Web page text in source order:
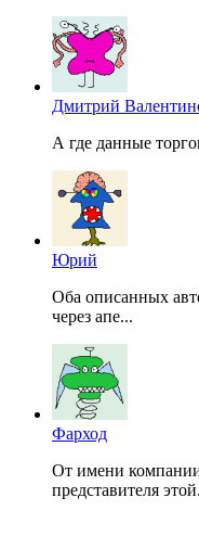
Дмитрий
А где данные
Юрий
Оба описанных
через апе...
Фарход
От имени
представителя